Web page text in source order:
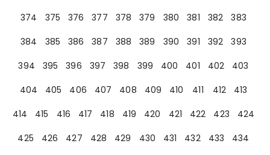
374
375 376 377 378 379 380 381 382
383
384
385 386 387 388 389 390 391 392
393
394
395 396 397 398 399 400 401 402
403
404
405 406 407 408 409 410 411 412
413
414
415 416 417 418 419 420 421 422 423
424
425
426 427 428 429 430 431 432 433
434